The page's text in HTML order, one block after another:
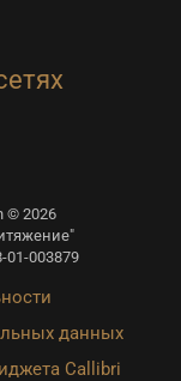
© 2026
003879
данных
Callibri